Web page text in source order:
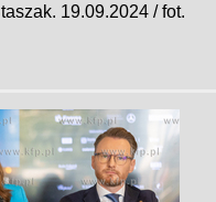
19.09.2024 / fot.